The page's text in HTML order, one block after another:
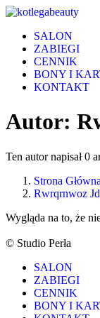
Skip
contentSALON
ZABIEGI
CENNIK
BONY I
KONTAKT
Autor:
Ten autor napisał 0
Strona Główna
Rwrqrnwoz
Wygląda na to, że
© Studio Perła
SALON
ZABIEGI
CENNIK
BONY I